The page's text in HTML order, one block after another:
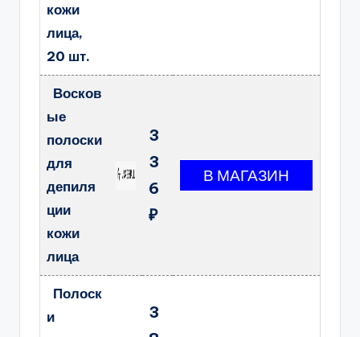
кожи
лица,
20 шт.
Восков
ые
полоски
для
депиля
ции
кожи
лица
3
3
6
₽
Полоск
и
3